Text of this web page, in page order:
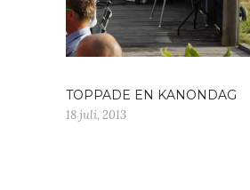
TOPPADE EN KANONDAG
18 juli, 2013